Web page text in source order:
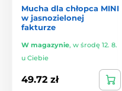
Mucha dla chłopca MINI
w jasnozielonej
fakturze
W magazynie, w środę 12. 8.
u Ciebie
49.72 zł